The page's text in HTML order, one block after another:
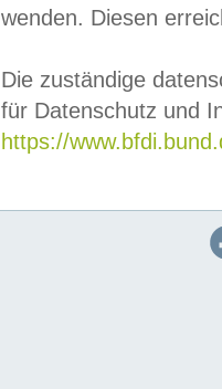
wenden. Diesen
Die zuständige
für Datenschutz und
https://